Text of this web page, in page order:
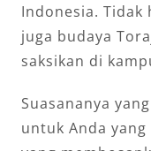
Indonesia. Tidak
juga budaya
saksikan di
Suasananya
untuk Anda